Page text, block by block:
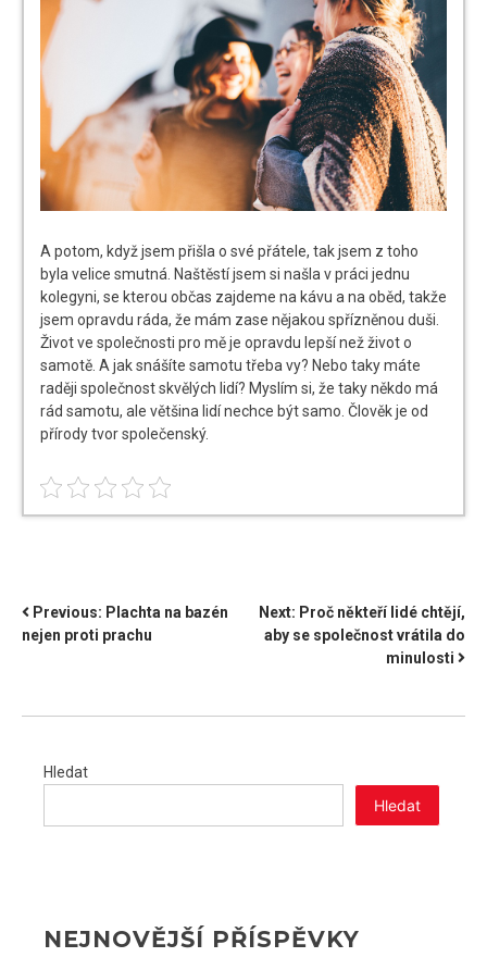
A potom, když jsem přišla o své přátele, tak jsem z toho
byla velice smutná. Naštěstí jsem si našla v práci jednu
kolegyni, se kterou občas zajdeme na kávu a na oběd, takže
jsem opravdu ráda, že mám zase nějakou spřízněnou duši.
Život ve společnosti pro mě je opravdu lepší než život o
samotě. A jak snášíte samotu třeba vy? Nebo taky máte
raději společnost skvělých lidí? Myslím si, že taky někdo má
rád samotu, ale většina lidí nechce být samo. Člověk je od
přírody tvor společenský.
NAVIGACE
PRO
Previous: Plachta na bazén
nejen proti prachu
Next: Proč někteří lidé chtějí,
aby se společnost vrátila do
minulosti
Hledat
Hledat
NEJNOVĚJŠÍ PŘÍSPĚVKY